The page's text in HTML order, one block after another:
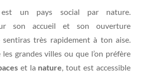
est un pays social par nature.
son accueil et son ouverture
sentiras très rapidement à ton aise.
les grandes villes ou que l’on préfère
et la nature, tout est accessible